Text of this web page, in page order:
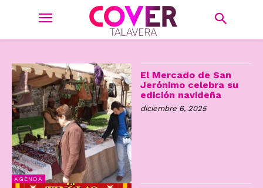
AGENDA
El Mercado de San
Jerónimo celebra su
edición navideña
diciembre 6, 2025